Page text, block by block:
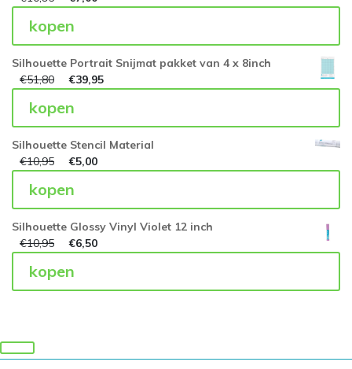
kopen
Silhouette Portrait Snijmat pakket van 4 x 8inch
€51,80 €39,95
kopen
Silhouette Stencil Material
€10,95 €5,00
kopen
Silhouette Glossy Vinyl Violet 12 inch
€10,95 €6,50
kopen